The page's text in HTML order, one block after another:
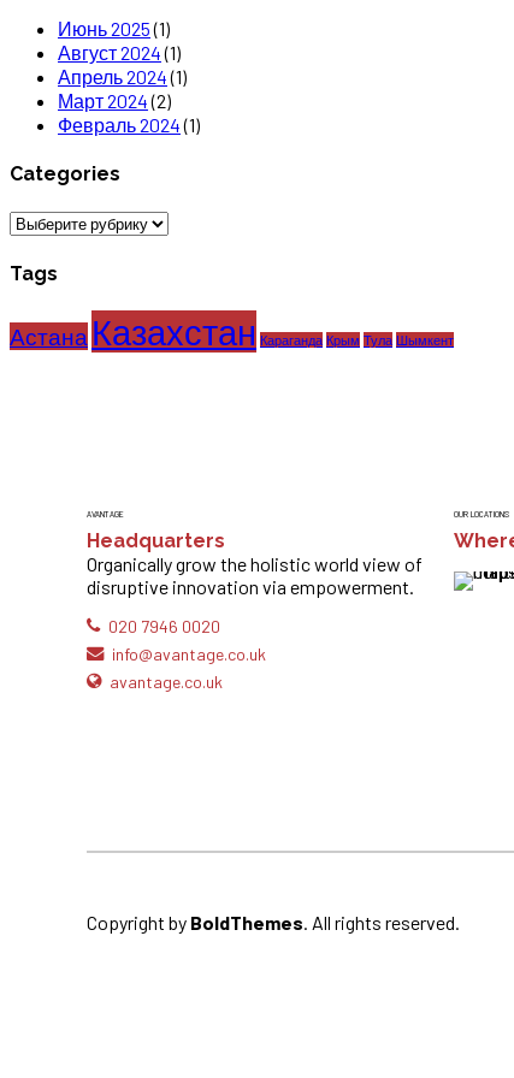
Июнь 2025(1)
Август 2024(1)
Апрель 2024(1)
Март 2024(2)
Февраль 2024(1)
Categories
Categories
Tags
Астана Казахстан Караганда Крым Тула Шымкент
AVANTAGE
Headquarters
Organically grow the holistic world view of
disruptive innovation via empowerment.
020 7946 0020
info@avantage.co.uk
avantage.co.uk
OUR LOCATIONS
Copyright by BoldThemes. All rights reserved.